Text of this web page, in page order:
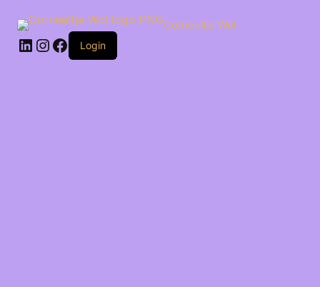
naar
inhoud
Corneeltje Wol
LinkedIn
Instagram
Facebook
Login